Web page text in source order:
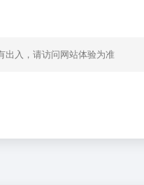
出入，请访问网站体验为准